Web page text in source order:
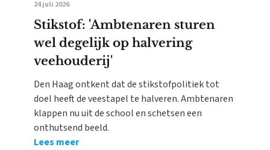
24 juli 2026
Stikstof: 'Ambtenaren sturen
wel degelijk op halvering
veehouderij'
Den Haag ontkent dat de stikstofpolitiek tot
doel heeft de veestapel te halveren. Ambtenaren
klappen nu uit de school en schetsen een
onthutsend beeld.
Lees meer